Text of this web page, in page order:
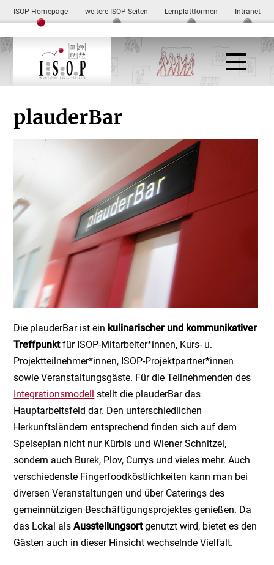
ISOP Homepage weitere ISOP-Seiten Lernplattformen Intranet
plauderBar
Die plauderBar ist ein kulinarischer und kommunikativer
Treffpunktfür ISOP-Mitarbeiter*innen, Kurs- u.
Projektteilnehmer*innen, ISOP-Projektpartner*innen
sowie Veranstaltungsgäste. Für die Teilnehmenden des
Integrationsmodell stellt die plauderBar das
Hauptarbeitsfeld dar. Den unterschiedlichen
Herkunftsländern entsprechend finden sich auf dem
Speiseplan nicht nur Kürbis und Wiener Schnitzel,
sondern auch Burek, Plov, Currys und vieles mehr. Auch
verschiedenste Fingerfoodköstlichkeiten kann man bei
diversen Veranstaltungen und über Caterings des
gemeinnützigen Beschäftigungsprojektes genießen. Da
das Lokal alsAusstellungsortgenutzt wird, bietet es den
Gästen auch in dieser Hinsicht wechselnde Vielfalt.